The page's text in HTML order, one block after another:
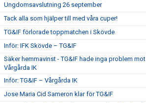
Ungdomsavslutning 26 september
Tack alla som hjälper till med våra cuper!
TG&IF förlorade toppmatchen i Skövde
Inför: IFK Skövde – TG&IF
Säker hemmavinst - TG&IF hade inga problem mot
Vårgårda IK
Inför: TG&IF – Vårgårda IK
Jose Maria Cid Sameron klar för TG&IF